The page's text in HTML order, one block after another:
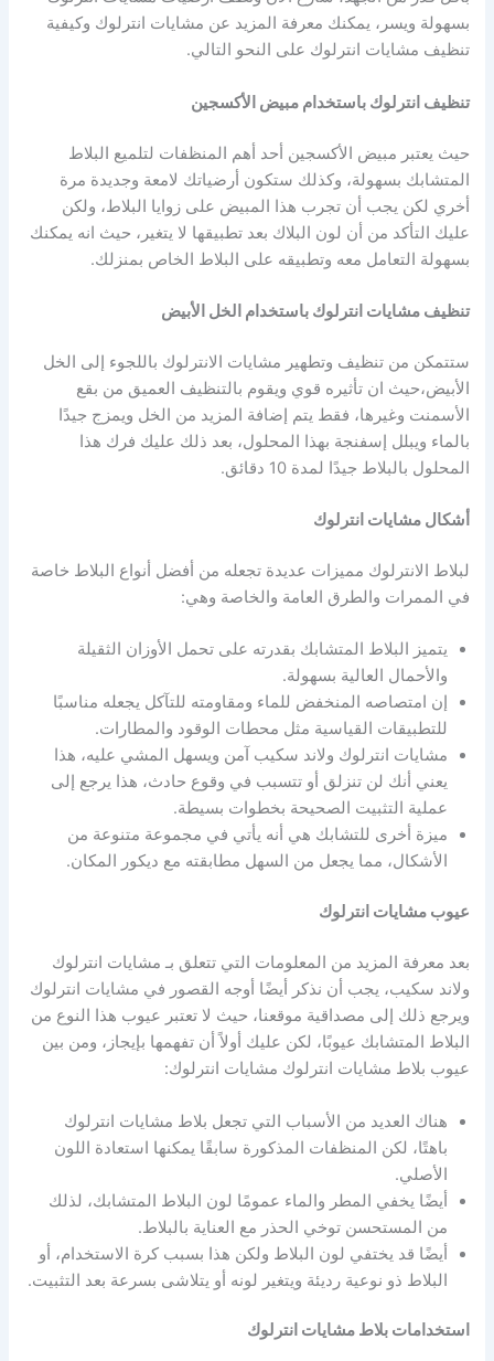
بسهولة ويسر، يمكنك معرفة المزيد عن مشايات انترلوك وكيفية
تنظيف مشايات انترلوك على النحو التالي.
تنظيف انترلوك باستخدام مبيض الأكسجين
حيث يعتبر مبيض الأكسجين أحد أهم المنظفات لتلميع البلاط
المتشابك بسهولة، وكذلك ستكون أرضياتك لامعة وجديدة مرة
أخري لكن يجب أن تجرب هذا المبيض على زوايا البلاط، ولكن
عليك التأكد من أن لون البلاك بعد تطبيقها لا يتغير، حيث انه يمكنك
بسهولة التعامل معه وتطبيقه على البلاط الخاص بمنزلك.
تنظيف مشايات انترلوك باستخدام الخل الأبيض
ستتمكن من تنظيف وتطهير مشايات الانترلوك باللجوء إلى الخل
الأبيض،حيث ان تأثيره قوي ويقوم بالتنظيف العميق من بقع
الأسمنت وغيرها، فقط يتم إضافة المزيد من الخل ويمزج جيدًا
بالماء ويبلل إسفنجة بهذا المحلول، بعد ذلك عليك فرك هذا
المحلول بالبلاط جيدًا لمدة 10 دقائق.
أشكال مشايات انترلوك
لبلاط الانترلوك مميزات عديدة تجعله من أفضل أنواع البلاط خاصة
في الممرات والطرق العامة والخاصة وهي:
يتميز البلاط المتشابك بقدرته على تحمل الأوزان الثقيلة
والأحمال العالية بسهولة.
إن امتصاصه المنخفض للماء ومقاومته للتآكل يجعله مناسبًا
للتطبيقات القياسية مثل محطات الوقود والمطارات.
مشايات انترلوك ولاند سكيب آمن ويسهل المشي عليه، هذا
يعني أنك لن تنزلق أو تتسبب في وقوع حادث، هذا يرجع إلى
عملية التثبيت الصحيحة بخطوات بسيطة.
ميزة أخرى للتشابك هي أنه يأتي في مجموعة متنوعة من
الأشكال، مما يجعل من السهل مطابقته مع ديكور المكان.
عيوب مشايات انترلوك
بعد معرفة المزيد من المعلومات التي تتعلق بـ مشايات انترلوك
ولاند سكيب، يجب أن نذكر أيضًا أوجه القصور في مشايات انترلوك
ويرجع ذلك إلى مصداقية موقعنا، حيث لا تعتبر عيوب هذا النوع من
البلاط المتشابك عيوبًا، لكن عليك أولاً أن تفهمها بإيجاز، ومن بين
عيوب بلاط مشايات انترلوك مشايات انترلوك:
هناك العديد من الأسباب التي تجعل بلاط مشايات انترلوك
باهتًا، لكن المنظفات المذكورة سابقًا يمكنها استعادة اللون
الأصلي.
أيضًا يخفي المطر والماء عمومًا لون البلاط المتشابك، لذلك
من المستحسن توخي الحذر مع العناية بالبلاط.
أيضًا قد يختفي لون البلاط ولكن هذا بسبب كرة الاستخدام، أو
البلاط ذو نوعية رديئة ويتغير لونه أو يتلاشى بسرعة بعد التثبيت.
استخدامات بلاط مشايات انترلوك